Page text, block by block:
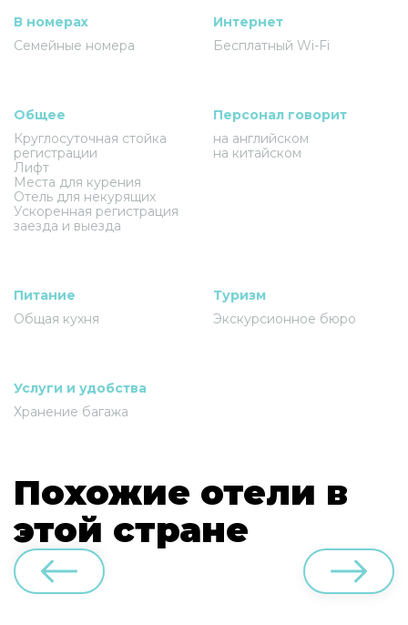
В номерах
Семейные номера
Интернет
Бесплатный Wi-Fi
Общее
Круглосуточная стойка
регистрации
Лифт
Места для курения
Отель для некурящих
Ускоренная регистрация
заезда и выезда
Персонал говорит
на английском
на китайском
Питание
Общая кухня
Туризм
Экскурсионное бюро
Услуги и удобства
Хранение багажа
Похожие отели в
этой стране